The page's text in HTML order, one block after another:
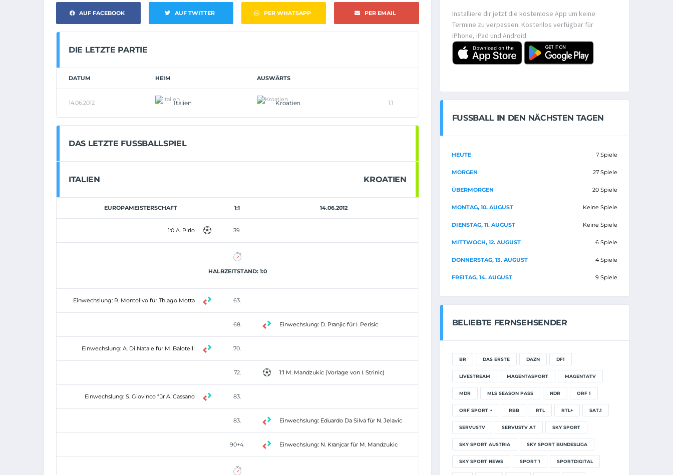
AUF FACEBOOK AUF TWITTER PER WHATSAPP PER EMAIL
DIE LETZTE PARTIE
DATUM HEIM AUSWÄRTS
14.06.2012 Italien Kroatien 1:1
DAS LETZTE FUSSBALLSPIEL
ITALIEN KROATIEN
EUROPAMEISTERSCHAFT 1:1 14.06.2012
1:0 A. Pirlo 39.
HALBZEITSTAND: 1:0
Einwechslung: R. Montolivo für Thiago Motta 63.
68. Einwechslung: D. Pranjic für I. Perisic
Einwechslung: A. Di Natale für M. Balotelli 70.
72. 1:1 M. Mandzukic (Vorlage von I. Strinic)
Einwechslung: S. Giovinco für A. Cassano 83.
83. Einwechslung: Eduardo Da Silva für N. Jelavic
90+4. Einwechslung: N. Kranjcar für M. Mandzukic
Installiere dir jetzt die kostenlose App um keine
Termine zu verpassen. Kostenlos verfügbar für
iPhone, iPad und Android.
FUSSBALL IN DEN NÄCHSTEN TAGEN
HEUTE 7 Spiele
MORGEN 27 Spiele
ÜBERMORGEN 20 Spiele
MONTAG, 10. AUGUST Keine Spiele
DIENSTAG, 11. AUGUST Keine Spiele
MITTWOCH, 12. AUGUST 6 Spiele
DONNERSTAG, 13. AUGUST 4 Spiele
FREITAG, 14. AUGUST 9 Spiele
BELIEBTE FERNSEHSENDER
BR DAS ERSTE DAZN DF1
LIVESTREAM MAGENTASPORT MAGENTATV
MDR MLS SEASON PASS NDR ORF 1
ORF SPORT + RBB RTL RTL+ SAT.1
SERVUSTV SERVUSTV AT SKY SPORT
SKY SPORT AUSTRIA SKY SPORT BUNDESLIGA
SKY SPORT NEWS SPORT 1 SPORTDIGITAL